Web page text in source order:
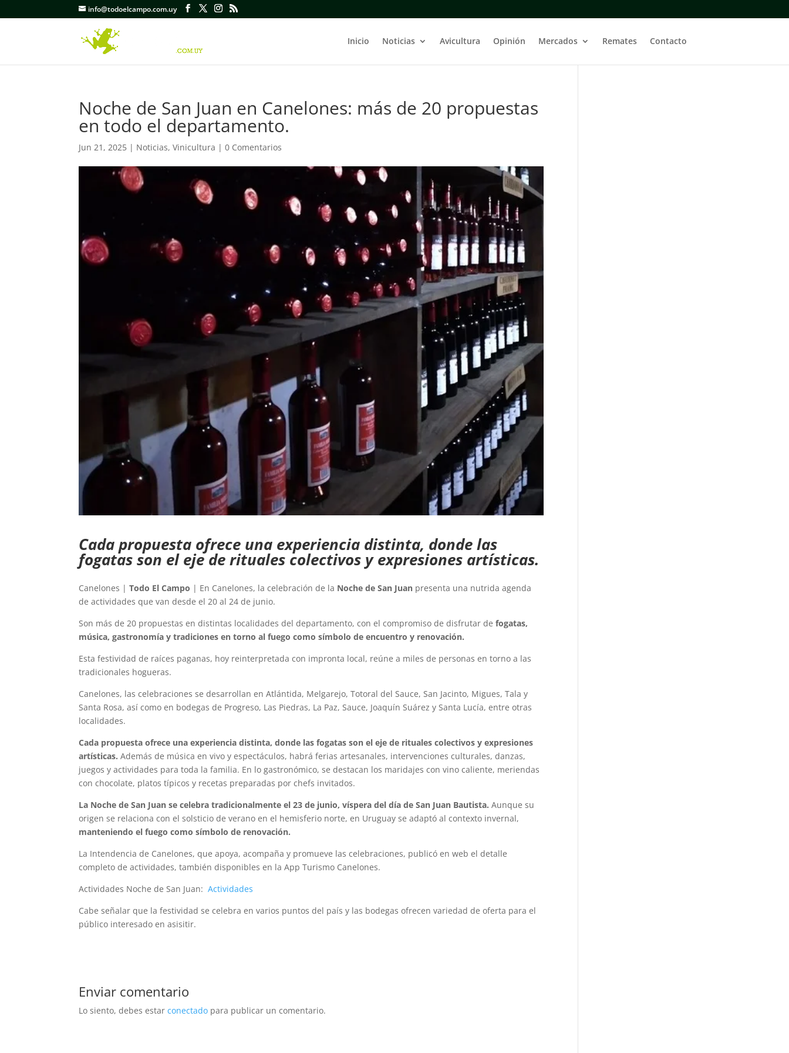
info@todoelcampo.com.uy
Inicio Noticias Avicultura Opinión Mercados Remates Contacto
Noche de San Juan en Canelones: más de 20 propuestas
en todo el departamento.
Jun 21, 2025 | Noticias,Vinicultura |0 Comentarios
Cada propuesta ofrece una experiencia distinta, donde las
fogatas son el eje de rituales colectivos y expresiones artísticas.
Canelones |Todo El Campo | En Canelones, la celebración de la Noche de San Juan presenta una nutrida agenda
de actividades que van desde el 20 al 24 de junio.
Son más de 20 propuestas en distintas localidades del departamento, con el compromiso de disfrutar defogatas,
música, gastronomía y tradiciones en torno al fuego como símbolo de encuentro y renovación.
Esta festividad de raíces paganas, hoy reinterpretada con impronta local, reúne a miles de personas en torno a las
tradicionales hogueras.
Canelones, las celebraciones se desarrollan en Atlántida, Melgarejo, Totoral del Sauce, San Jacinto, Migues, Tala y
Santa Rosa, así como en bodegas de Progreso, Las Piedras, La Paz, Sauce, Joaquín Suárez y Santa Lucía, entre otras
localidades.
Cada propuesta ofrece una experiencia distinta, donde las fogatas son el eje de rituales colectivos y expresiones
artísticas.Además de música en vivo y espectáculos, habrá ferias artesanales, intervenciones culturales, danzas,
juegos y actividades para toda la familia. En lo gastronómico, se destacan los maridajes con vino caliente, meriendas
con chocolate, platos típicos y recetas preparadas por chefs invitados.
La Noche de San Juan se celebra tradicionalmente el 23 de junio, víspera del día de San Juan Bautista.Aunque su
origen se relaciona con el solsticio de verano en el hemisferio norte, en Uruguay se adaptó al contexto invernal,
manteniendo el fuego como símbolo de renovación.
La Intendencia de Canelones, que apoya, acompaña y promueve las celebraciones, publicó en web el detalle
completo de actividades, también disponibles en la App Turismo Canelones.
Actividades Noche de San Juan:Actividades
Cabe señalar que la festividad se celebra en varios puntos del país y las bodegas ofrecen variedad de oferta para el
público interesado en asisitir.
Enviar comentario
Lo siento, debes estarconectado para publicar un comentario.